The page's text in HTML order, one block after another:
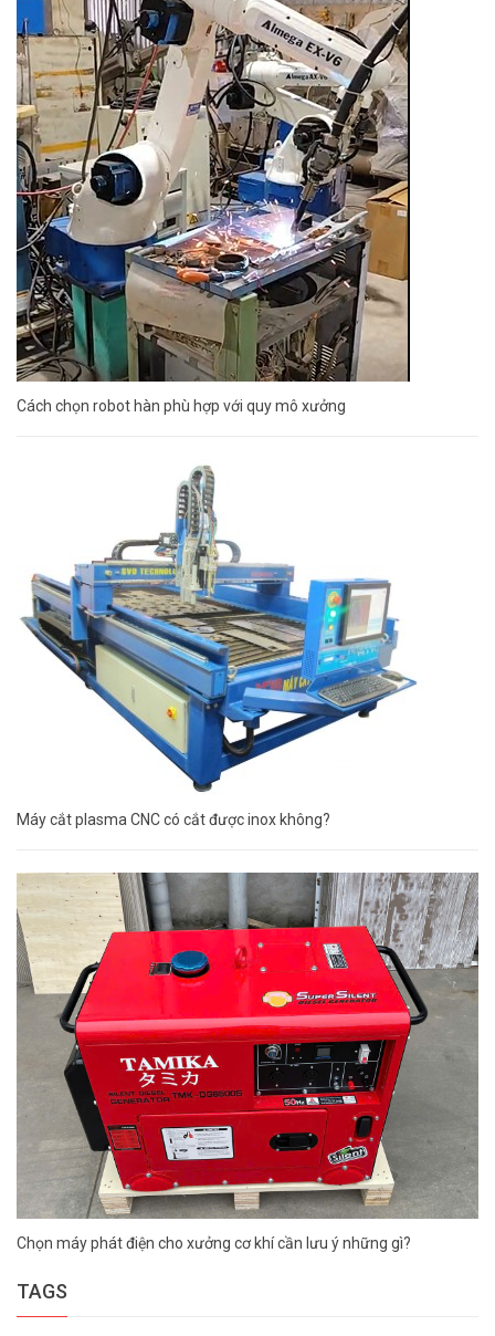
Cách chọn robot hàn phù hợp với quy mô xưởng
Máy cắt plasma CNC có cắt được inox không?
Chọn máy phát điện cho xưởng cơ khí cần lưu ý những gì?
TAGS